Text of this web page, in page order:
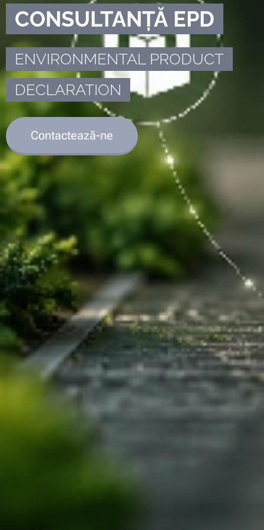
CONSULTANȚĂ EPD
ENVIRONMENTAL PRODUCT
DECLARATION
Contactează-ne